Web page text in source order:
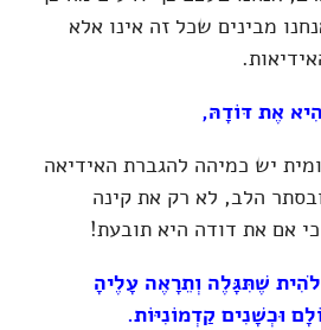
מבינים שכל זה אינו אלא
אֶת דּוֹדָהּ,
יש כמיהה להגברת האידיאה
הלב, לא רק את קינה
אם את דודה היא תובעת!
שֶׁתִּגָּלֶה וְתֵרָאֶה עָלֶיהָ
וּכְשָׁנִים קַדְמוֹנִיּוֹת.